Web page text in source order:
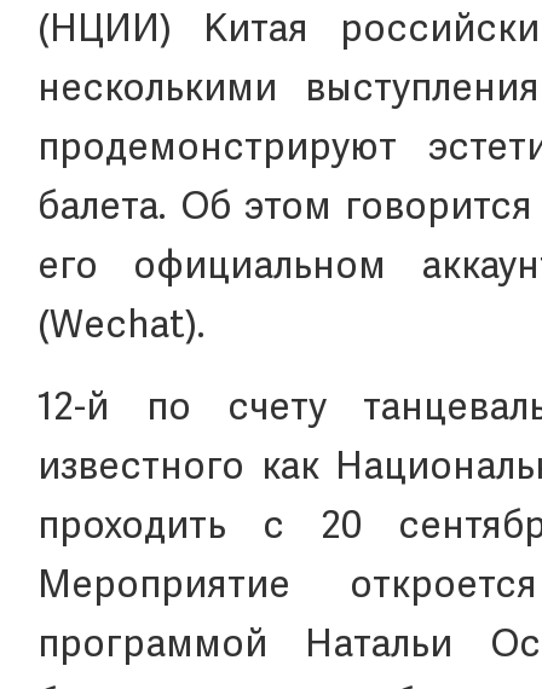
(НЦИИ) Китая
несколькими
продемонстрируют
балета. Об этом
его официальном
(Wechat).
12-й по счету
известного как
проходить с 20
Мероприятие
программой Натальи